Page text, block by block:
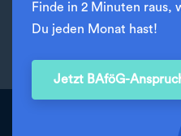
Finde in 2 Minuten raus,
Du jeden Monat hast!
Jetzt BAföG-